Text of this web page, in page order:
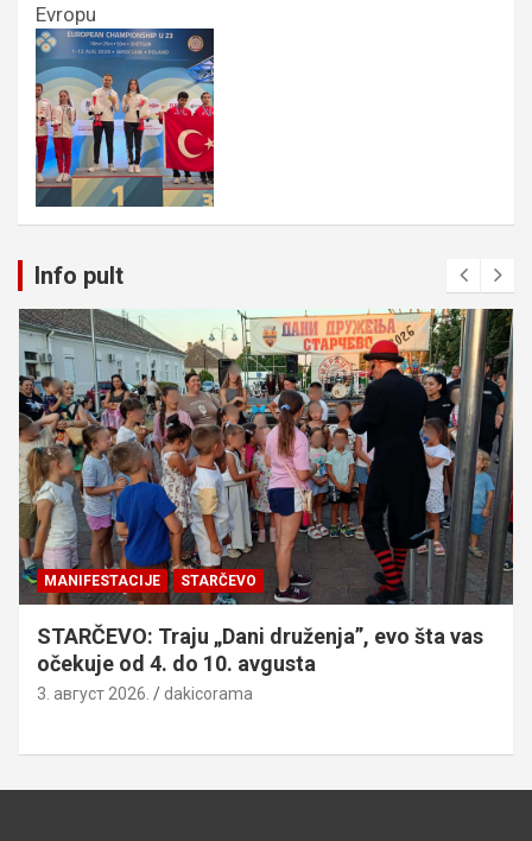
Evropu
Info pult
MANIFESTACIJE STARČEVO
STARČEVO: Traju „Dani druženja”, evo šta vas
očekuje od 4. do 10. avgusta
3. август 2026. dakicorama